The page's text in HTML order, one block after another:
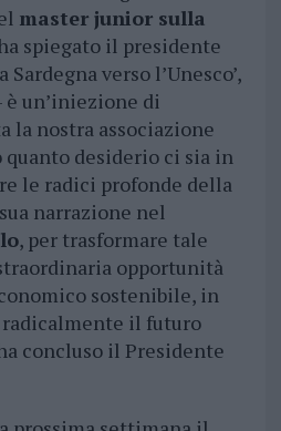
master junior sulla
spiegato il presidente
Sardegna verso l’Unesco’,
un’iniezione di
la nostra associazione
quanto desiderio ci sia in
le radici profonde della
narrazione nel
, per trasformare tale
opportunità
sostenibile, in
il futuro
concluso il Presidente